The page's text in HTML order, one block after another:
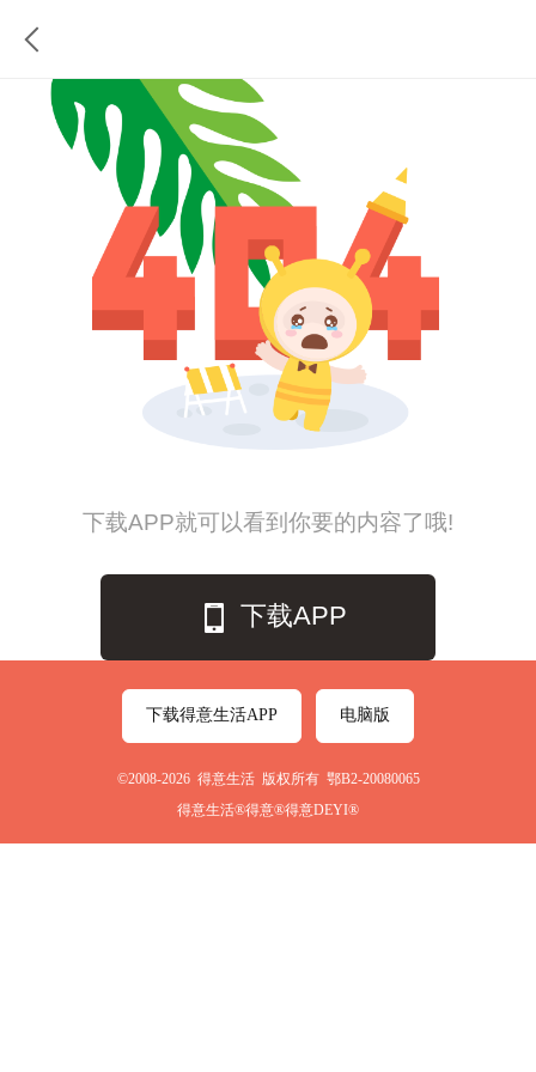
下载APP就可以看到你要的内容了哦!
下载APP
下载得意生活APP 电脑版
©2008-2026 得意生活 版权所有 鄂B2-20080065
得意生活®得意®得意DEYI®